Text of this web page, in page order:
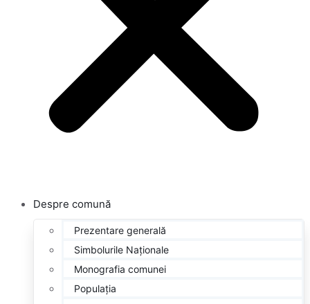
Despre comună
Prezentare generală
Simbolurile Naționale
Monografia comunei
Populația